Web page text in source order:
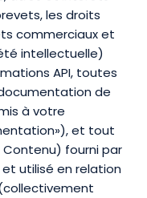
les droits
commerciaux et
intellectuelle)
API, toutes
de
à votre
et tout
fourni par
utilisé en relation